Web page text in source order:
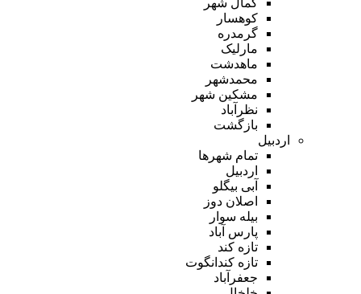
کوهسار
گرمدره
مارلیک
ماهدشت
محمدشهر
مشکین شهر
نظرآباد
بازگشت
اردبیل
تمام شهر‌ها
اردبیل
آبی بیگلو
اصلان دوز
بیله سوار
پارس آباد
تازه کند
تازه کندانگوت
جعفرآباد